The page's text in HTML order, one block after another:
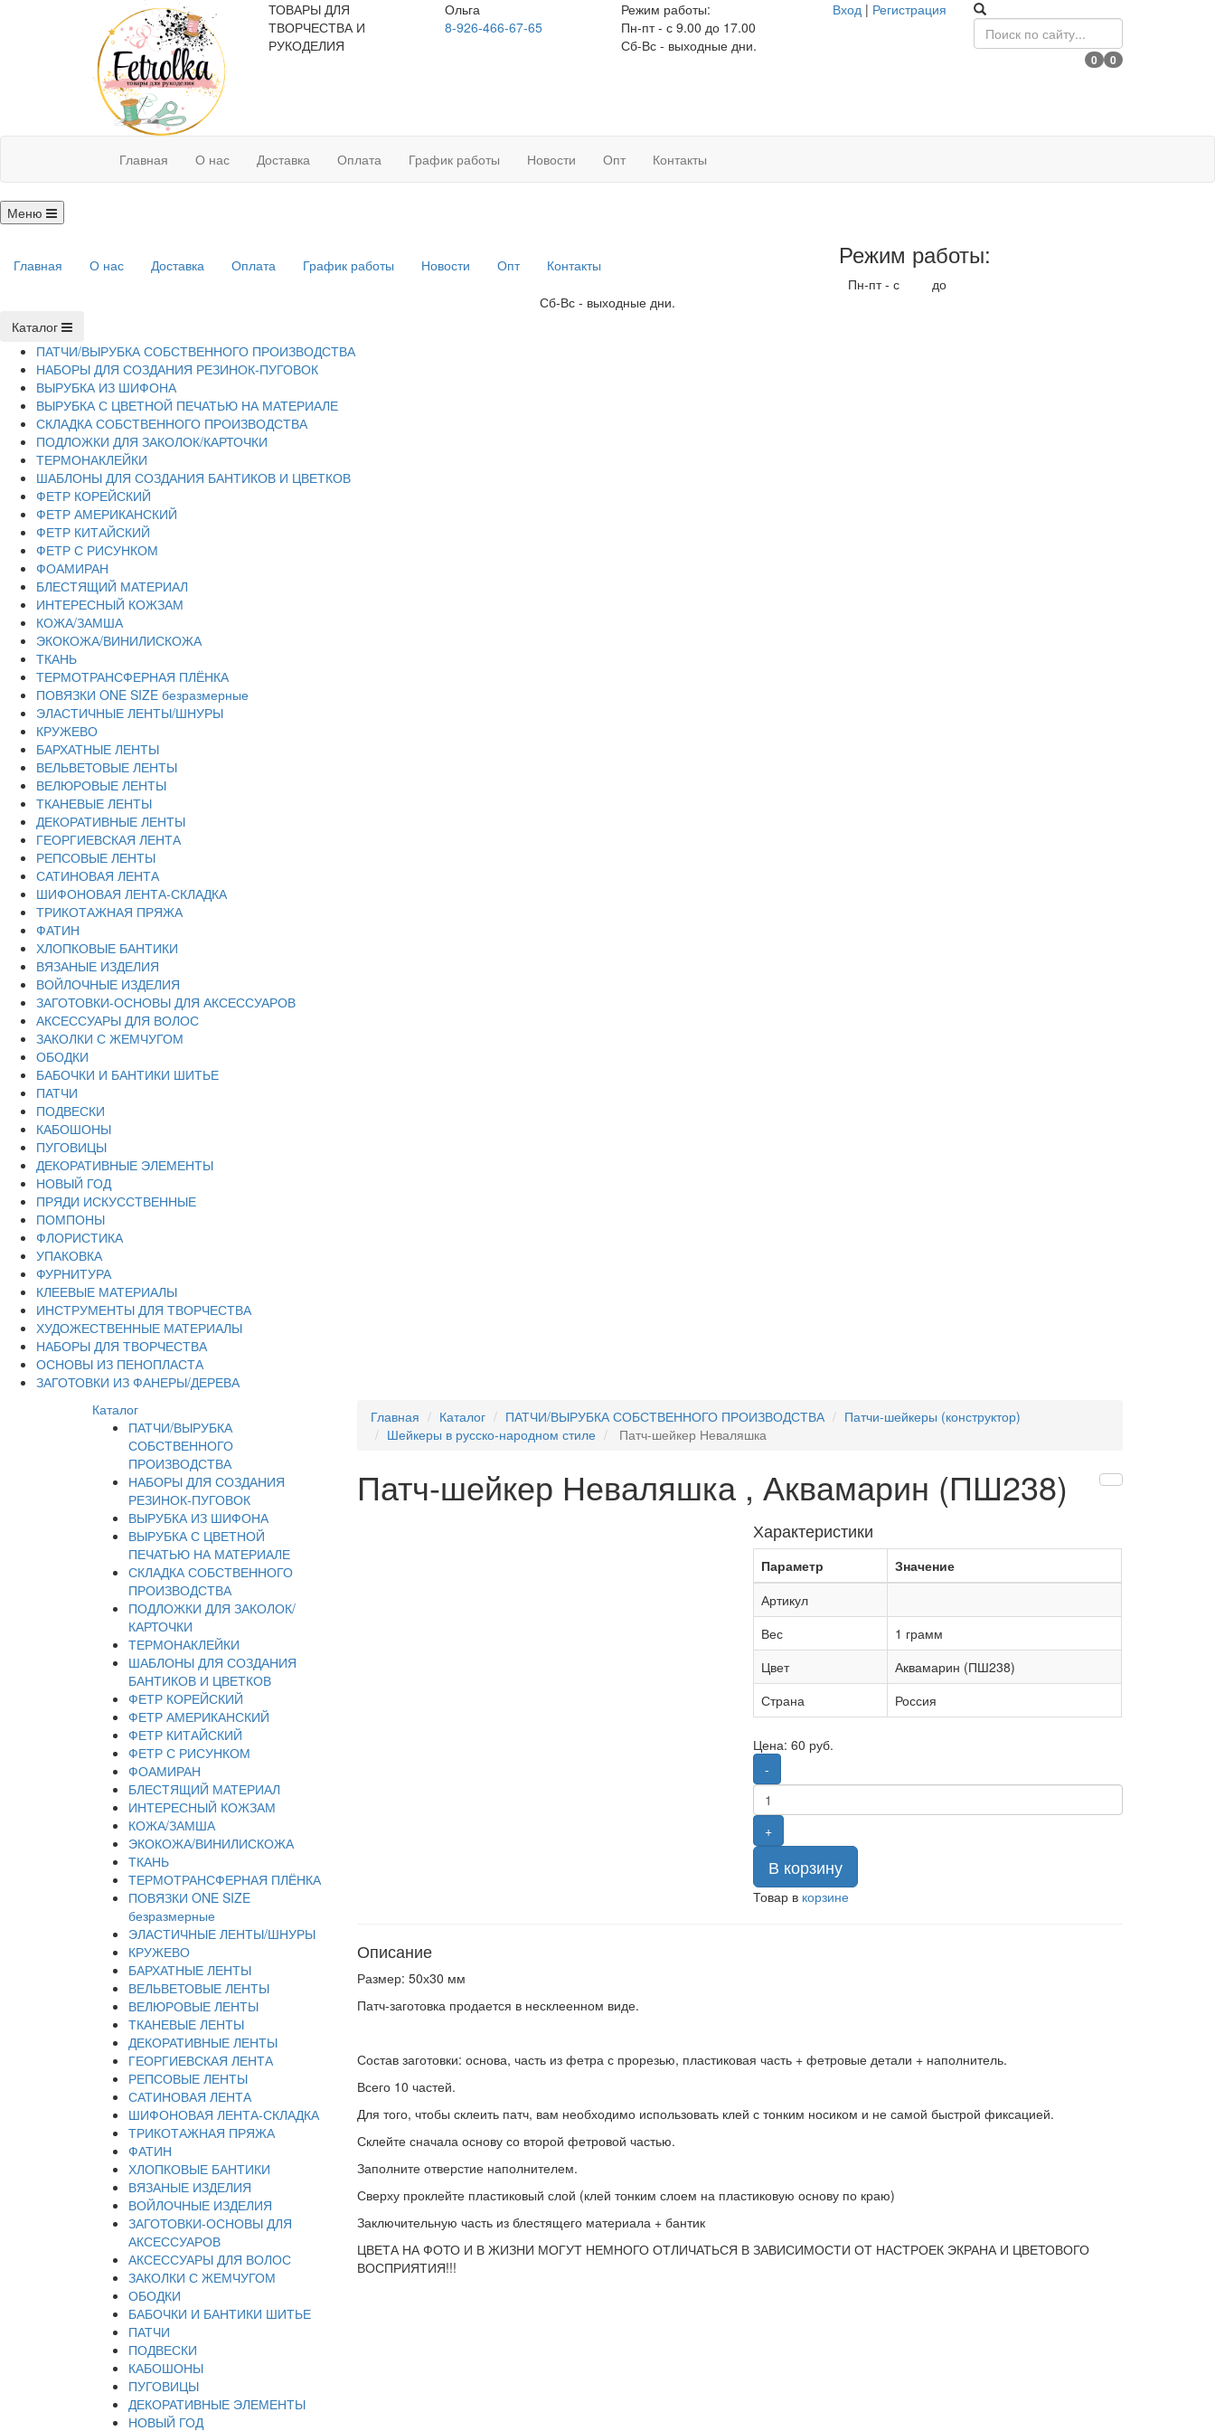
ТОВАРЫ ДЛЯ
ТВОРЧЕСТВА И
РУКОДЕЛИЯ
Ольга
8-926-466-67-65
Режим работы:
Пн-пт - с 9.00 до 17.00
Сб-Вс - выходные дни.
Вход | Регистрация
0
0
Главная О нас Доставка Оплата График работы Новости Опт Контакты
Меню
Главная О нас Доставка Оплата График работы Новости Опт Контакты Режим работы:
Пн-пт - с до
Сб-Вс - выходные дни.
Каталог
ПАТЧИ/ВЫРУБКА СОБСТВЕННОГО ПРОИЗВОДСТВА
НАБОРЫ ДЛЯ СОЗДАНИЯ РЕЗИНОК-ПУГОВОК
ВЫРУБКА ИЗ ШИФОНА
ВЫРУБКА С ЦВЕТНОЙ ПЕЧАТЬЮ НА МАТЕРИАЛЕ
СКЛАДКА СОБСТВЕННОГО ПРОИЗВОДСТВА
ПОДЛОЖКИ ДЛЯ ЗАКОЛОК/КАРТОЧКИ
ТЕРМОНАКЛЕЙКИ
ШАБЛОНЫ ДЛЯ СОЗДАНИЯ БАНТИКОВ И ЦВЕТКОВ
ФЕТР КОРЕЙСКИЙ
ФЕТР АМЕРИКАНСКИЙ
ФЕТР КИТАЙСКИЙ
ФЕТР С РИСУНКОМ
ФОАМИРАН
БЛЕСТЯЩИЙ МАТЕРИАЛ
ИНТЕРЕСНЫЙ КОЖЗАМ
КОЖА/ЗАМША
ЭКОКОЖА/ВИНИЛИСКОЖА
ТКАНЬ
ТЕРМОТРАНСФЕРНАЯ ПЛЁНКА
ПОВЯЗКИ ONE SIZE безразмерные
ЭЛАСТИЧНЫЕ ЛЕНТЫ/ШНУРЫ
КРУЖЕВО
БАРХАТНЫЕ ЛЕНТЫ
ВЕЛЬВЕТОВЫЕ ЛЕНТЫ
ВЕЛЮРОВЫЕ ЛЕНТЫ
ТКАНЕВЫЕ ЛЕНТЫ
ДЕКОРАТИВНЫЕ ЛЕНТЫ
ГЕОРГИЕВСКАЯ ЛЕНТА
РЕПСОВЫЕ ЛЕНТЫ
САТИНОВАЯ ЛЕНТА
ШИФОНОВАЯ ЛЕНТА-СКЛАДКА
ТРИКОТАЖНАЯ ПРЯЖА
ФАТИН
ХЛОПКОВЫЕ БАНТИКИ
ВЯЗАНЫЕ ИЗДЕЛИЯ
ВОЙЛОЧНЫЕ ИЗДЕЛИЯ
ЗАГОТОВКИ-ОСНОВЫ ДЛЯ АКСЕССУАРОВ
АКСЕССУАРЫ ДЛЯ ВОЛОС
ЗАКОЛКИ С ЖЕМЧУГОМ
ОБОДКИ
БАБОЧКИ И БАНТИКИ ШИТЬЕ
ПАТЧИ
ПОДВЕСКИ
КАБОШОНЫ
ПУГОВИЦЫ
ДЕКОРАТИВНЫЕ ЭЛЕМЕНТЫ
НОВЫЙ ГОД
ПРЯДИ ИСКУССТВЕННЫЕ
ПОМПОНЫ
ФЛОРИСТИКА
УПАКОВКА
ФУРНИТУРА
КЛЕЕВЫЕ МАТЕРИАЛЫ
ИНСТРУМЕНТЫ ДЛЯ ТВОРЧЕСТВА
ХУДОЖЕСТВЕННЫЕ МАТЕРИАЛЫ
НАБОРЫ ДЛЯ ТВОРЧЕСТВА
ОСНОВЫ ИЗ ПЕНОПЛАСТА
ЗАГОТОВКИ ИЗ ФАНЕРЫ/ДЕРЕВА
Каталог
ПАТЧИ/ВЫРУБКА
СОБСТВЕННОГО
ПРОИЗВОДСТВА
НАБОРЫ ДЛЯ СОЗДАНИЯ
РЕЗИНОК-ПУГОВОК
ВЫРУБКА ИЗ ШИФОНА
ВЫРУБКА С ЦВЕТНОЙ
ПЕЧАТЬЮ НА МАТЕРИАЛЕ
СКЛАДКА СОБСТВЕННОГО
ПРОИЗВОДСТВА
ПОДЛОЖКИ ДЛЯ ЗАКОЛОК/
КАРТОЧКИ
ТЕРМОНАКЛЕЙКИ
ШАБЛОНЫ ДЛЯ СОЗДАНИЯ
БАНТИКОВ И ЦВЕТКОВ
ФЕТР КОРЕЙСКИЙ
ФЕТР АМЕРИКАНСКИЙ
ФЕТР КИТАЙСКИЙ
ФЕТР С РИСУНКОМ
ФОАМИРАН
БЛЕСТЯЩИЙ МАТЕРИАЛ
ИНТЕРЕСНЫЙ КОЖЗАМ
КОЖА/ЗАМША
ЭКОКОЖА/ВИНИЛИСКОЖА
ТКАНЬ
ТЕРМОТРАНСФЕРНАЯ ПЛЁНКА
ПОВЯЗКИ ONE SIZE
безразмерные
ЭЛАСТИЧНЫЕ ЛЕНТЫ/ШНУРЫ
КРУЖЕВО
БАРХАТНЫЕ ЛЕНТЫ
ВЕЛЬВЕТОВЫЕ ЛЕНТЫ
ВЕЛЮРОВЫЕ ЛЕНТЫ
ТКАНЕВЫЕ ЛЕНТЫ
ДЕКОРАТИВНЫЕ ЛЕНТЫ
ГЕОРГИЕВСКАЯ ЛЕНТА
РЕПСОВЫЕ ЛЕНТЫ
САТИНОВАЯ ЛЕНТА
ШИФОНОВАЯ ЛЕНТА-СКЛАДКА
ТРИКОТАЖНАЯ ПРЯЖА
ФАТИН
ХЛОПКОВЫЕ БАНТИКИ
ВЯЗАНЫЕ ИЗДЕЛИЯ
ВОЙЛОЧНЫЕ ИЗДЕЛИЯ
ЗАГОТОВКИ-ОСНОВЫ ДЛЯ
АКСЕССУАРОВ
АКСЕССУАРЫ ДЛЯ ВОЛОС
ЗАКОЛКИ С ЖЕМЧУГОМ
ОБОДКИ
БАБОЧКИ И БАНТИКИ ШИТЬЕ
ПАТЧИ
ПОДВЕСКИ
КАБОШОНЫ
ПУГОВИЦЫ
ДЕКОРАТИВНЫЕ ЭЛЕМЕНТЫ
НОВЫЙ ГОД
Главная Каталог ПАТЧИ/ВЫРУБКА СОБСТВЕННОГО ПРОИЗВОДСТВА
Патчи-шейкеры (конструктор)
Шейкеры в русско-народном стиле
Патч-шейкер Неваляшка
Патч-шейкер Неваляшка , Аквамарин (ПШ238)
Характеристики
Параметр
Значение
Артикул
Вес
1 грамм
Цвет
Аквамарин (ПШ238)
Страна
Россия
Цена:60 руб.
-
+
В корзину
Товар в корзине
Описание
Размер: 50х30 мм
Патч-заготовка продается в несклеенном виде.
Состав заготовки: основа, часть из фетра с прорезью, пластиковая часть + фетровые детали + наполнитель.
Всего 10 частей.
Для того, чтобы склеить патч, вам необходимо использовать клей с тонким носиком и не самой быстрой фиксацией.
Склейте сначала основу со второй фетровой частью.
Заполните отверстие наполнителем.
Сверху проклейте пластиковый слой (клей тонким слоем на пластиковую основу по краю)
Заключительную часть из блестящего материала + бантик
ЦВЕТА НА ФОТО И В ЖИЗНИ МОГУТ НЕМНОГО ОТЛИЧАТЬСЯ В ЗАВИСИМОСТИ ОТ НАСТРОЕК ЭКРАНА И ЦВЕТОВОГО
ВОСПРИЯТИЯ!!!